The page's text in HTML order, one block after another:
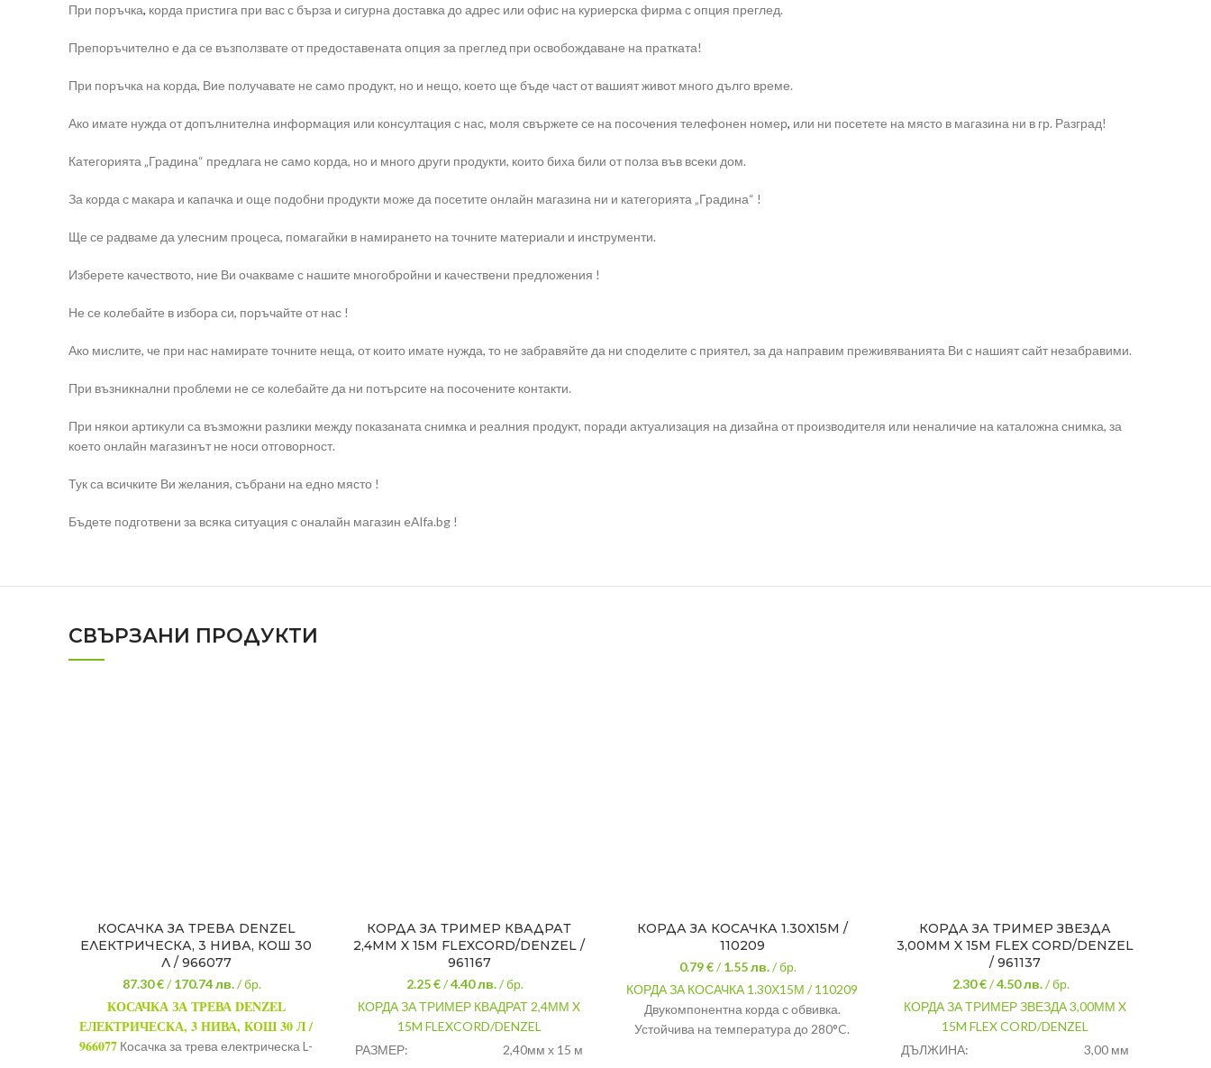
При поръчка, корда пристига при вас с бърза и сигурна доставка до адрес или офис на куриерска фирма с опция преглед.
Препоръчително е да се възползвате от предоставената опция за преглед при освобождаване на пратката!
При поръчка на корда, Вие получавате не само продукт, но и нещо, което ще бъде част от вашият живот много дълго време.
Ако имате нужда от допълнителна информация или консултация с нас, моля свържете се на посочения телефонен номер, или ни посетете на място в магазина ни в гр. Разград!
Категорията „Градина“ предлага не само корда, но и много други продукти, които биха били от полза във всеки дом.
За корда с макара и капачка и още подобни продукти може да посетите онлайн магазина ни и категорията „Градина“ !
Ще се радваме да улесним процеса, помагайки в намирането на точните материали и инструменти.
Изберете качеството, ние Ви очакваме с нашите многобройни и качествени предложения !
Не се колебайте в избора си, поръчайте от нас !
Ако мислите, че при нас намирате точните неща, от които имате нужда, то не забравяйте да ни споделите с приятел, за да направим преживяванията Ви с нашият сайт незабравими.
При възникнални проблеми не се колебайте да ни потърсите на посочените контакти.
При някои артикули са възможни разлики между показаната снимка и реалния продукт, поради актуализация на дизайна от производителя или неналичие на каталожна снимка, за
което онлайн магазинът не носи отговорност.
Тук са всичките Ви желания, събрани на едно място !
Бъдете подготвени за всяка ситуация с оналайн магазин eAlfa.bg !
СВЪРЗАНИ ПРОДУКТИ
КОСАЧКА ЗА ТРЕВА DENZEL
ЕЛЕКТРИЧЕСКА, 3 НИВА, КОШ 30
Л / 966077
87.30 €/170.74лв. / бр.
КОСАЧКА ЗА ТРЕВА DENZEL
ЕЛЕКТРИЧЕСКА, 3 НИВА, КОШ 30 Л /
966077 Косачка за трева електрическа L-
КОРДА ЗА ТРИМЕР КВАДРАТ
2,4ММ X 15M FLEXCORD/DENZEL /
961167
2.25 €/4.40лв. / бр.
КОРДА ЗА ТРИМЕР КВАДРАТ 2,4ММ X
15M FLEXCORD/DENZEL
РАЗМЕР:
2,40мм х 15 м
КОРДА ЗА КОСАЧКА 1.30Х15М /
110209
0.79 €/1.55лв. / бр.
КОРДА ЗА КОСАЧКА 1.30Х15М / 110209
Двукомпонентна корда с обвивка.
Устойчива на температура до 280°C.
КОРДА ЗА ТРИМЕР ЗВЕЗДА
3,00ММ X 15M FLEX CORD/DENZEL
/ 961137
2.30 €/4.50лв. / бр.
КОРДА ЗА ТРИМЕР ЗВЕЗДА 3,00ММ X
15M FLEX CORD/DENZEL
ДЪЛЖИНА:
3,00 мм